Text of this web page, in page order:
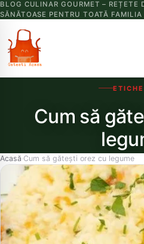
BLOG CULINAR GOURMET – REȚETE
SĂNĂTOASE PENTRU TOATĂ FAMILIA
Cum să
Acasă›Cum să gătești orez cu legume